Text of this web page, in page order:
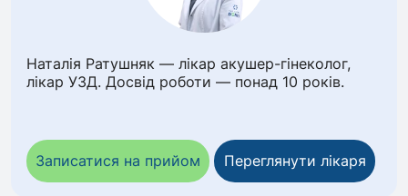
Наталія Ратушняк — лікар акушер-гінеколог,
лікар УЗД. Досвід роботи — понад 10 років.
Записатися на прийом Переглянути лікаря